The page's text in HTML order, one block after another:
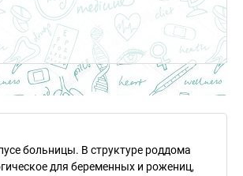
больницы. В структуре роддома
для беременных и рожениц,